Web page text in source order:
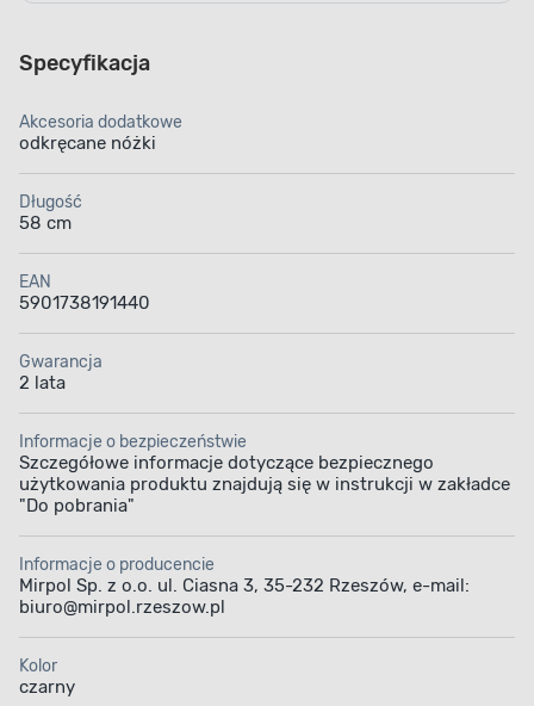
Praktyczne uchwyty
Wygoda
użytkowania
Specyfikacja
Akcesoria dodatkowe
odkręcane nóżki
Długość
58 cm
EAN
5901738191440
Gwarancja
2 lata
Informacje o bezpieczeństwie
Szczegółowe informacje dotyczące bezpiecznego
użytkowania produktu znajdują się w instrukcji w zakładce
"Do pobrania"
Informacje o producencie
Mirpol Sp. z o.o. ul. Ciasna 3, 35-232 Rzeszów, e-mail:
biuro@mirpol.rzeszow.pl
Kolor
czarny